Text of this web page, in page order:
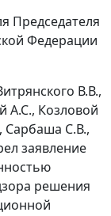
Председателя
Федерации
В.В.,
А.С., Козловой
Сарбаша С.В.,
заявление
решения